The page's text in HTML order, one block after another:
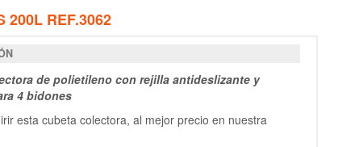
200L REF.3062
de polietileno con rejilla antideslizante y
4 bidones
esta cubeta colectora, al mejor precio en nuestra